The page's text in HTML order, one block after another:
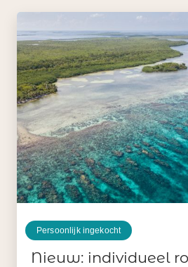
Persoonlijk ingekocht
Nieuw: individueel